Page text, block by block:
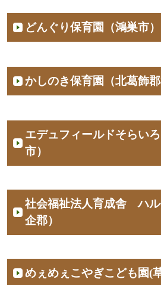
どんぐり保育園（鴻巣市）
かしのき保育園（北葛飾郡
エデュフィールドそらい
市）
社会福祉法人育成舎 ハ
企郡）
めぇめぇこやぎこども園(